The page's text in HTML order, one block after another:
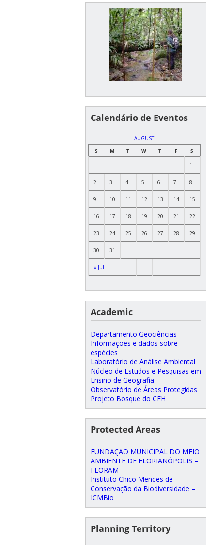
Calendário de Eventos
AUGUST
S
M T W T F S
« Jul
1
2 3 4 5 6 7 8
9 10 11 12 13 14 15
16 17 18 19 20 21 22
23 24 25 26 27 28 29
30 31
Academic
Departamento Geociências
Informações e dados sobre
espécies
Laboratório de Análise Ambiental
Núcleo de Estudos e Pesquisas em
Ensino de Geografia
Observatório de Áreas Protegidas
Projeto Bosque do CFH
Protected Areas
FUNDAÇÃO MUNICIPAL DO MEIO
AMBIENTE DE FLORIANÓPOLIS –
FLORAM
Instituto Chico Mendes de
Conservação da Biodiversidade –
ICMBio
Planning Territory